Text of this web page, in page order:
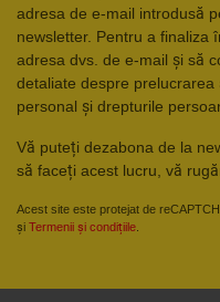
adresa de e-mail introdusă
newsletter. Pentru a finaliza
adresa dvs. de e-mail și să
detaliate despre
personal și drepturile
Vă puteți dezabona de la
să faceți acest lucru, vă
Acest site este protejat de
și Termenii și condițiile